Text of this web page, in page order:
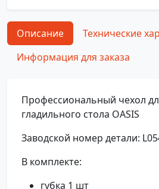
Описание
Технические
Информация для заказа
Профессиональный чехол
гладильного стола OASIS
Заводской номер детали:
В комплекте:
губка 1 шт